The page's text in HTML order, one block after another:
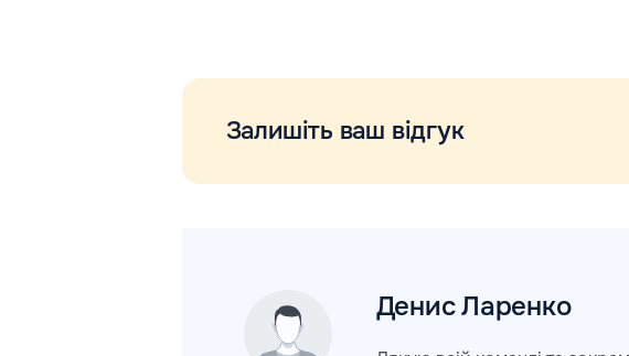
Залишіть ваш відгук
ДенисЛаренко